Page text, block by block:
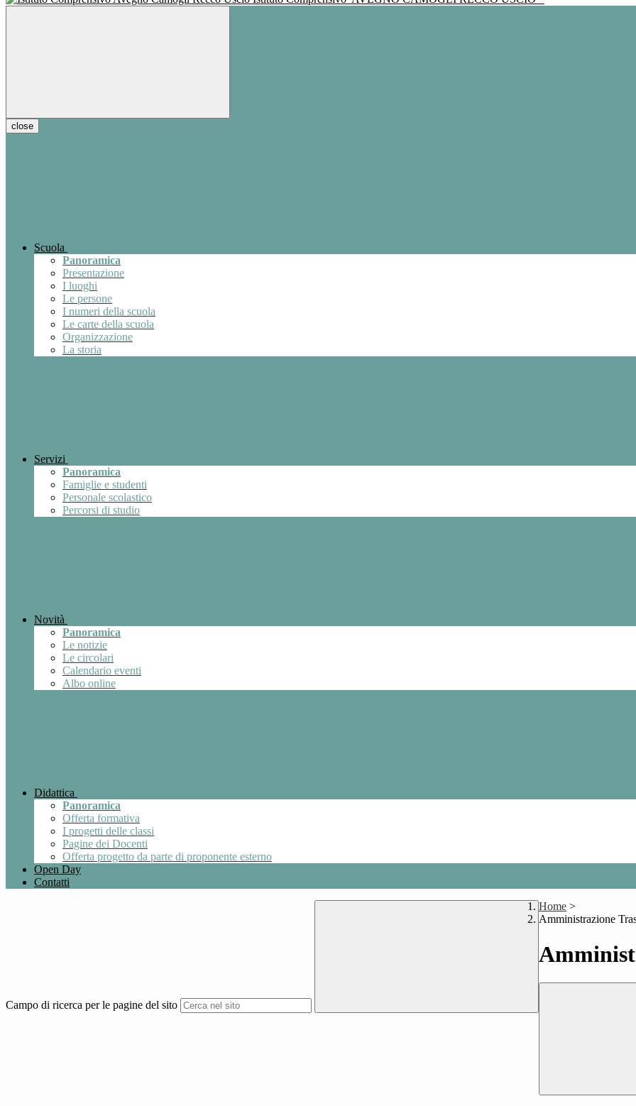
close
Scuola
Panoramica
Presentazione
I luoghi
Le persone
I numeri della scuola
Le carte della scuola
Organizzazione
La storia
Servizi
Panoramica
Famiglie e studenti
Personale scolastico
Percorsi di studio
Novità
Panoramica
Le notizie
Le circolari
Calendario eventi
Albo online
Didattica
Panoramica
Offerta formativa
I progetti delle classi
Pagine dei Docenti
Offerta progetto da parte di proponente esterno
Open Day
Contatti
Campo di ricerca per le pagine del sito
Home >
Amministrazione